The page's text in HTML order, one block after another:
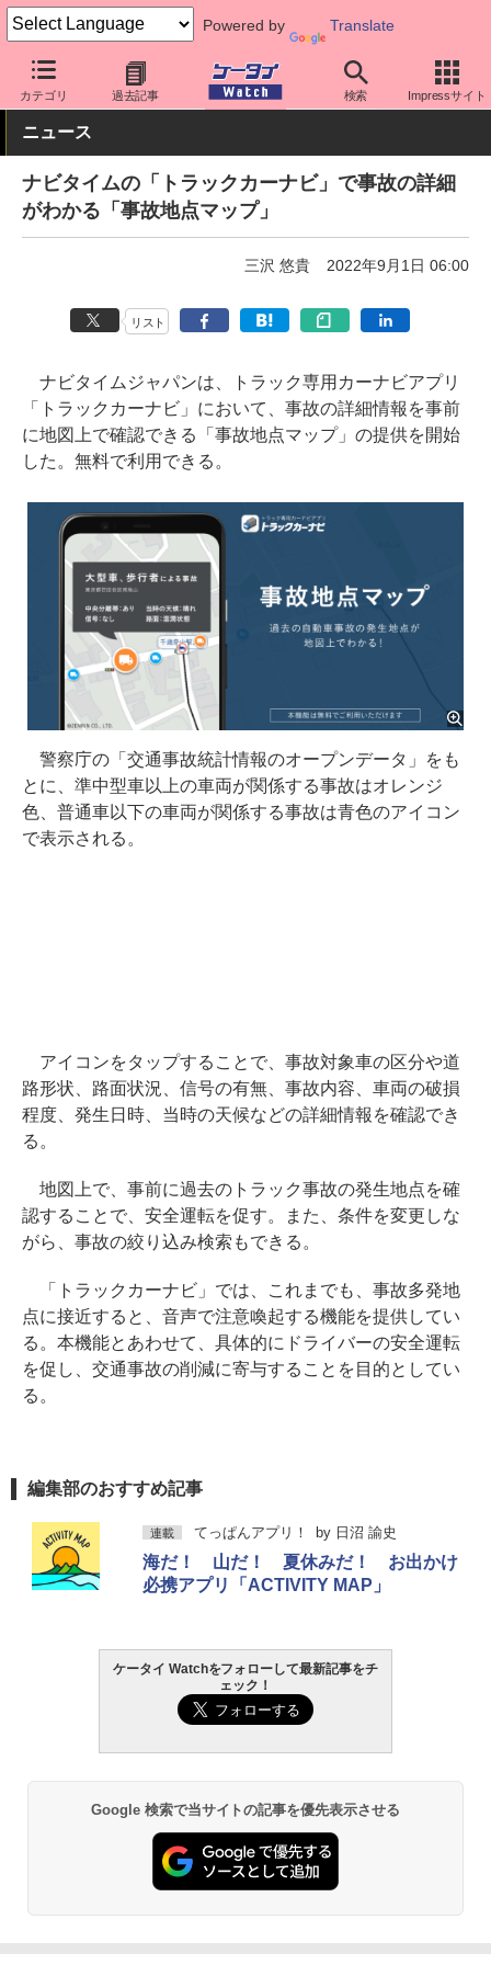
Powered by Translate
カテゴリ 過去記事 検索 Impressサイト
ケータイ Watch アプリ・サービス マップ/ナビ
ニュース
ナビタイムの「トラックカーナビ」で事故の詳細
がわかる「事故地点マップ」
三沢 悠貴 2022年9月1日 06:00
リスト
ナビタイムジャパンは、トラック専用カーナビアプリ
「トラックカーナビ」において、事故の詳細情報を事前
に地図上で確認できる「事故地点マップ」の提供を開始
した。無料で利用できる。
警察庁の「交通事故統計情報のオープンデータ」をも
とに、準中型車以上の車両が関係する事故はオレンジ
色、普通車以下の車両が関係する事故は青色のアイコン
で表示される。
アイコンをタップすることで、事故対象車の区分や道
路形状、路面状況、信号の有無、事故内容、車両の破損
程度、発生日時、当時の天候などの詳細情報を確認でき
る。
地図上で、事前に過去のトラック事故の発生地点を確
認することで、安全運転を促す。また、条件を変更しな
がら、事故の絞り込み検索もできる。
「トラックカーナビ」では、これまでも、事故多発地
点に接近すると、音声で注意喚起する機能を提供してい
る。本機能とあわせて、具体的にドライバーの安全運転
を促し、交通事故の削減に寄与することを目的としてい
る。
編集部のおすすめ記事
連載 てっぱんアプリ！ by 日沼 諭史
海だ！ 山だ！ 夏休みだ！ お出かけ
必携アプリ「ACTIVITY MAP」
ケータイ Watchをフォローして最新記事をチ
ェック！
Google 検索で当サイトの記事を優先表示させる